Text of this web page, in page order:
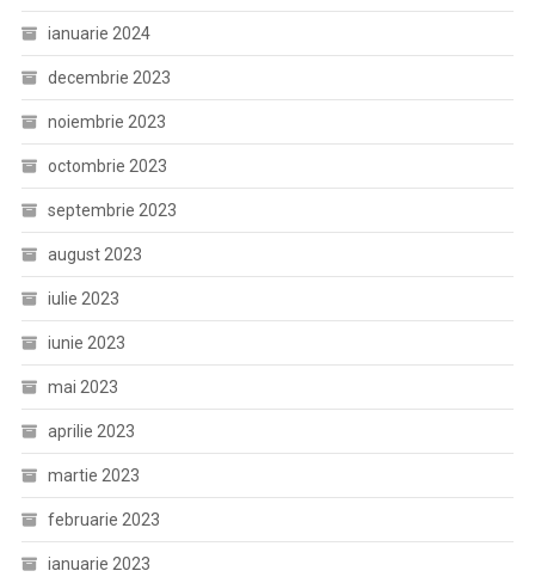
ianuarie 2024
decembrie 2023
noiembrie 2023
octombrie 2023
septembrie 2023
august 2023
iulie 2023
iunie 2023
mai 2023
aprilie 2023
martie 2023
februarie 2023
ianuarie 2023